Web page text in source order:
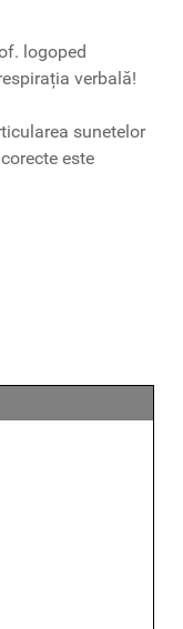
logoped
verbală!
sunetelor
este